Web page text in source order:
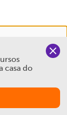
nosso site,
casa do